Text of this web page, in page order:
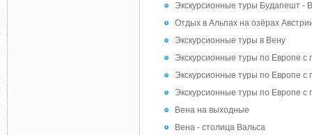
Экскурсионные туры Будапешт -
Отдых в Альпах на озёрах
Экскурсионные туры в Вену
Экскурсионные туры по Европе с
Экскурсионные туры по Европе с
Экскурсионные туры по Европе
Вена на выходные
Вена - столица Вальса